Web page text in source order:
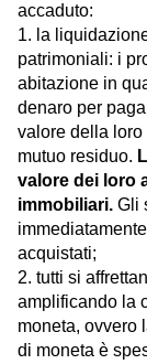
accaduto:
1. la
patrimoniali: i
abitazione in
denaro per
valore della
mutuo residuo. L
valore dei loro
immobiliari. Gli
acquistati;
2. tutti si
amplificando la
moneta, ovvero
di moneta è